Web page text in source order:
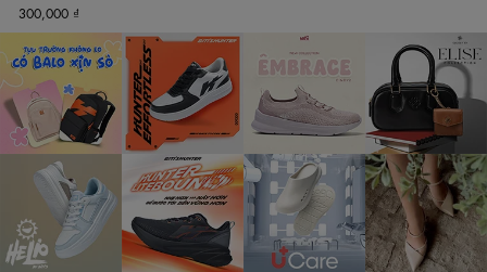
Quai dán bản lớn chắc chắn, giúp bé dễ dàng mang và
tháo
Thiết kế mở thoáng khí, không gây hầm bí khi đi lâu
Phù hợp cho bé trai từ 3 đến 6 tuổi, sử dụng linh hoạt khi
đi học, đi chơi, sinh hoạt hằng ngày
✅ Thông số kỹ thuật
Mã sản phẩm: BEB006200XAM
Thương hiệu: Biti’s
Loại sản phẩm: Giày sandal bé trai
Màu sắc: Xám
300,000 ₫